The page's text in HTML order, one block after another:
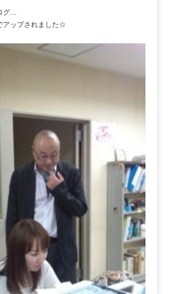
グ…
アップされました☆